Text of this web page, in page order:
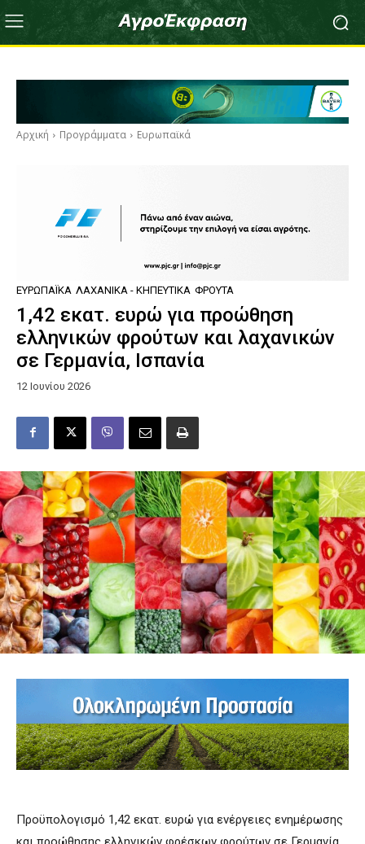
Αρχική Προγράμματα Ευρωπαϊκά
ΕΥΡΩΠΑΪΚΆ ΛΑΧΑΝΙΚΆ - ΚΗΠΕΥΤΙΚΆ ΦΡΟΎΤΑ
1,42 εκατ. ευρώ για προώθηση
ελληνικών φρούτων και λαχανικών
σε Γερμανία, Ισπανία
12 Ιουνίου 2026
Προϋπολογισμό 1,42 εκατ. ευρώ για ενέργειες ενημέρωσης